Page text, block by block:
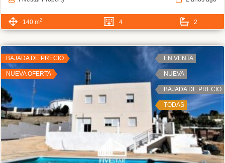
140 m2 4 2
BAJADA DE PRECIO
NUEVA OFERTA
EN VENTA
NUEVA
BAJADA DE PRECIO
TODAS